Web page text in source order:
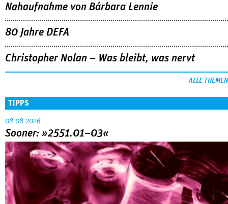
Nahaufnahme von Bárbara Lennie
80 Jahre DEFA
Christopher Nolan – Was bleibt, was nervt
ALLE THEMEN
TIPPS
08.08.2026
Sooner: »2551.01–03«